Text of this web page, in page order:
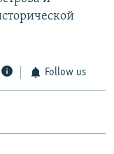
Follow us